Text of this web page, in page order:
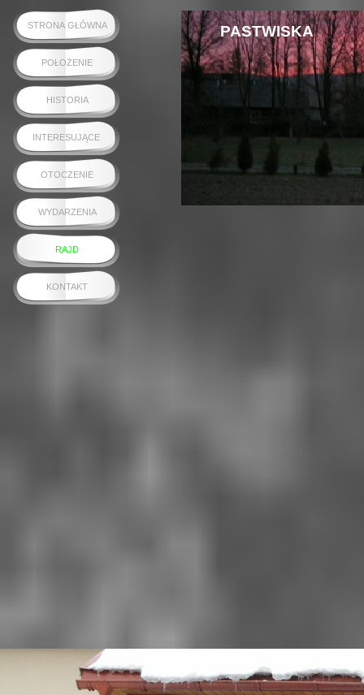
STRONA GŁÓWNA
POŁOŻENIE
HISTORIA
INTERESUJĄCE
OTOCZENIE
WYDARZENIA
RAJD
KONTAKT
PASTWISKA